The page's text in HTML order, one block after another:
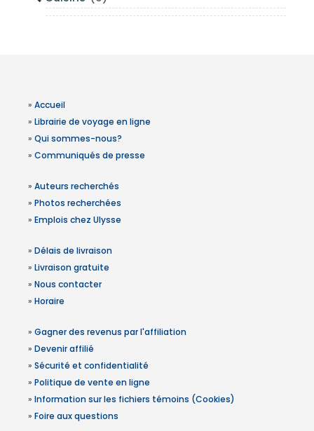
» Accueil
» Librairie de voyage en ligne
» Qui sommes-nous?
» Communiqués de presse
» Auteurs recherchés
» Photos recherchées
» Emplois chez Ulysse
» Délais de livraison
» Livraison gratuite
» Nous contacter
» Horaire
» Gagner des revenus par l'affiliation
» Devenir affilié
» Sécurité et confidentialité
» Politique de vente en ligne
» Information sur les fichiers témoins (Cookies)
» Foire aux questions